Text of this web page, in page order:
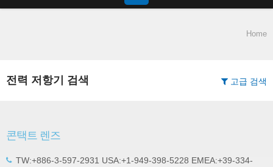
Home
전력 저항기 검색 고급 검색
콘택트 렌즈
TW:+886-3-597-2931 USA:+1-949-398-5228 EMEA:+39-334-